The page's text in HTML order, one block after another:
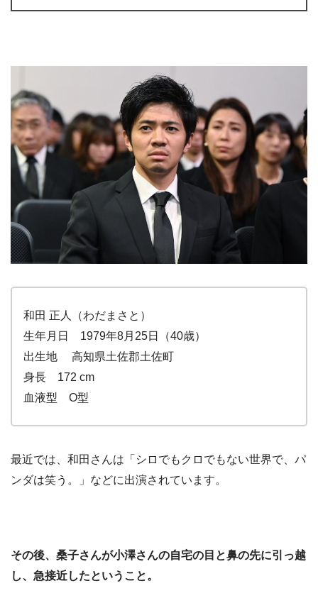
和田 正人（わだまさと）
生年月日 1979年8月25日（40歳）
出生地 高知県土佐郡土佐町
身長 172 cm
血液型 O型
最近では、和田さんは「シロでもクロでもない世界で、パ
ンダは笑う。」などに出演されています。
その後、桑子さんが小澤さんの自宅の目と鼻の先に引っ越
し、急接近したということ。